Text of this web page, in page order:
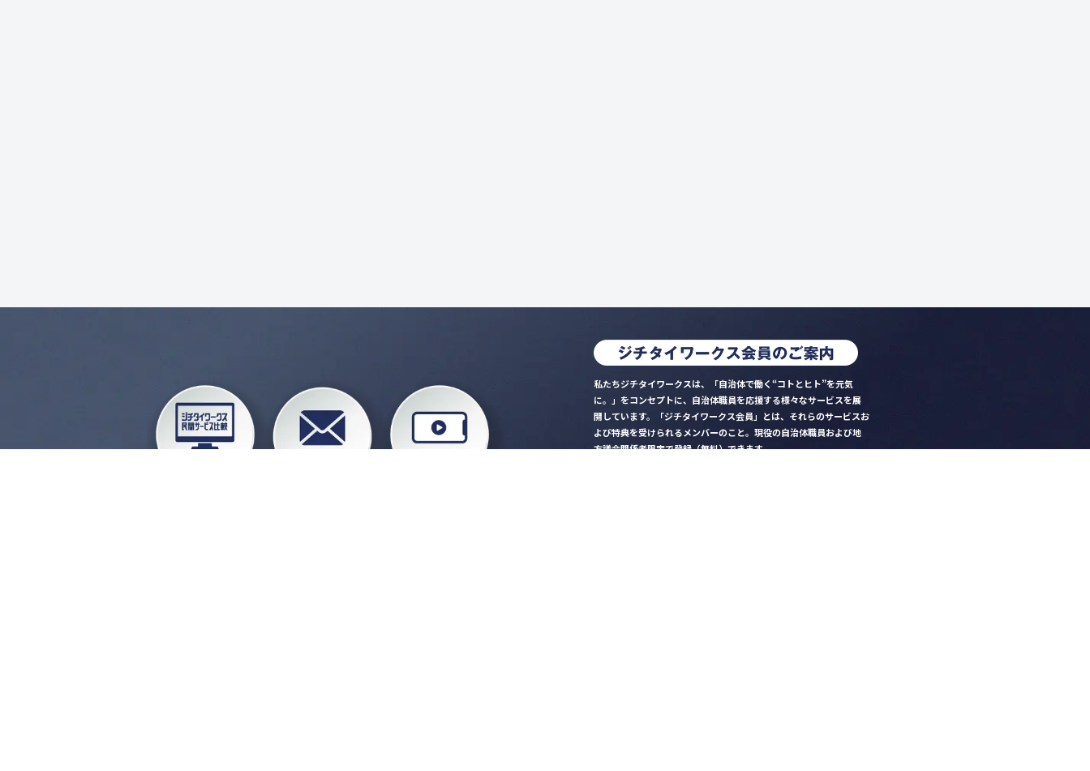
私たちジチタイワークスは、「自治体で働く“コトとヒト”を元気
に。」をコンセプトに、自治体職員を応援する様々なサービスを展
開しています。「ジチタイワークス会員」とは、それらのサービスお
よび特典を受けられるメンバーのこと。現役の自治体職員および地
方議会関係者限定で登録（無料）できます。